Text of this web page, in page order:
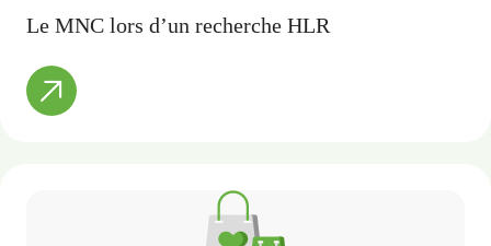
Le MNC lors d’un recherche HLR